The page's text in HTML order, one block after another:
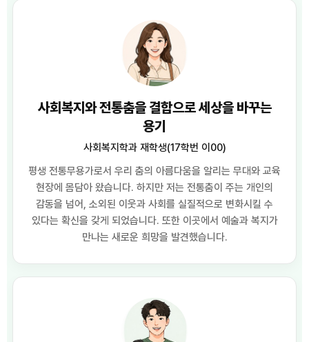
사회복지와 전통춤을 결합으로 세상을 바꾸는
용기
사회복지학과 재학생(17학번 이00)
평생 전통무용가로서 우리 춤의 아름다움을 알리는 무대와 교육
현장에 몸담아 왔습니다. 하지만 저는 전통춤이 주는 개인의
감동을 넘어, 소외된 이웃과 사회를 실질적으로 변화시킬 수
있다는 확신을 갖게 되었습니다. 또한 이곳에서 예술과 복지가
만나는 새로운 희망을 발견했습니다.